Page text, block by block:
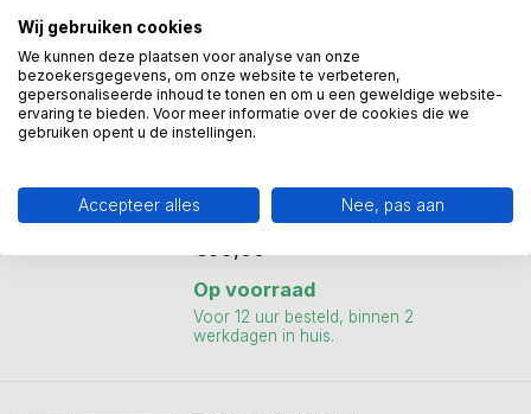
CORRY AMMERLAAN
Beeld Zorg met warmte -
mantelzorg
besch...
Op voorraad
Voor 12 uur besteld, binnen 2
werkdagen in huis.
Wij gebruiken cookies
We kunnen deze plaatsen voor analyse van onze
bezoekersgegevens, om onze website te verbeteren,
gepersonaliseerde inhoud te tonen en om u een geweldige website-
ervaring te bieden. Voor meer informatie over de cookies die we
gebruiken opent u de instellingen.
Accepteer alles Nee, pas aan